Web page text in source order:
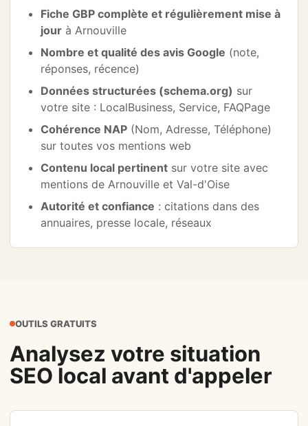
Fiche GBP complète et régulièrement mise à
jour à Arnouville
Nombre et qualité des avis Google (note,
réponses, récence)
Données structurées (schema.org) sur
votre site : LocalBusiness, Service, FAQPage
Cohérence NAP (Nom, Adresse, Téléphone)
sur toutes vos mentions web
Contenu local pertinent sur votre site avec
mentions de Arnouville et Val-d'Oise
Autorité et confiance : citations dans des
annuaires, presse locale, réseaux
OUTILS GRATUITS
Analysez votre situation
SEO local avant d'appeler